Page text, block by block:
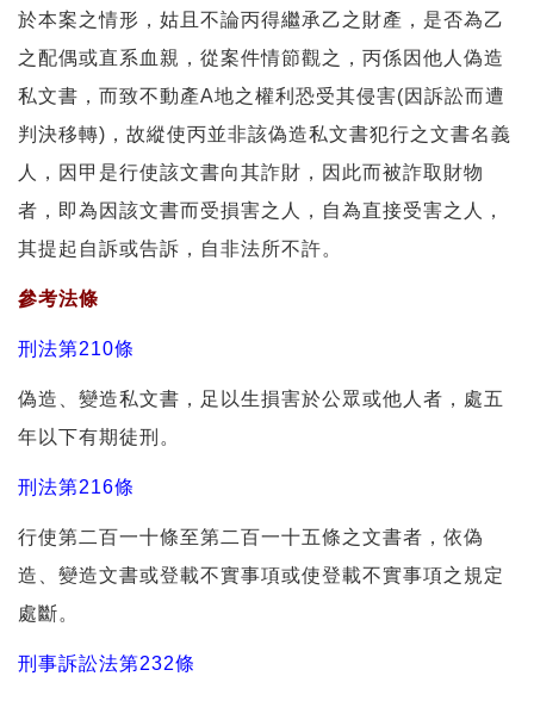
於本案之情形，姑且不論丙得繼承乙之財產，是否為乙
之配偶或直系血親，從案件情節觀之，丙係因他人偽造
私文書，而致不動產A地之權利恐受其侵害(因訴訟而遭
判決移轉)，故縱使丙並非該偽造私文書犯行之文書名義
人，因甲是行使該文書向其詐財，因此而被詐取財物
者，即為因該文書而受損害之人，自為直接受害之人，
其提起自訴或告訴，自非法所不許。
參考法條
刑法第210條
偽造、變造私文書，足以生損害於公眾或他人者，處五
年以下有期徒刑。
刑法第216條
行使第二百一十條至第二百一十五條之文書者，依偽
造、變造文書或登載不實事項或使登載不實事項之規定
處斷。
刑事訴訟法第232條